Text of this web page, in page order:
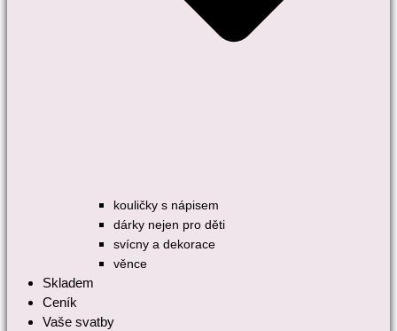
kouličky s nápisem
dárky nejen pro děti
svícny a dekorace
věnce
Skladem
Ceník
Vaše svatby